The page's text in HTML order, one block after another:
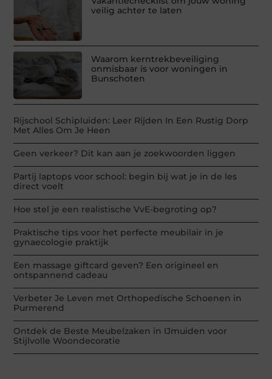
veilig achter te laten
Waarom kerntrekbeveiliging
onmisbaar is voor woningen in
Bunschoten
Rijschool Schipluiden: Leer Rijden In Een Rustig Dorp
Met Alles Om Je Heen
Geen verkeer? Dit kan aan je zoekwoorden liggen
Partij laptops voor school: begin bij wat je in de les
direct voelt
Hoe stel je een realistische VvE-begroting op?
Praktische tips voor het perfecte meubilair in je
gynaecologie praktijk
Een massage giftcard geven? Een origineel en
ontspannend cadeau
Verbeter Je Leven met Orthopedische Schoenen in
Purmerend
Ontdek de Beste Meubelzaken in IJmuiden voor
Stijlvolle Woondecoratie